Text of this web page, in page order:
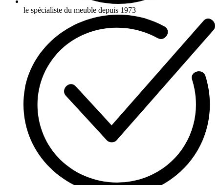
le spécialiste du meuble depuis 1973